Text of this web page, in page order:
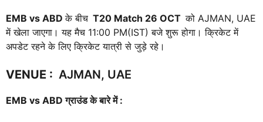
EMB vs ABDके बीच T20 Match 26 OCT को AJMAN, UAE
में खेला जाएगा। यह मैच 11:00 PM(IST) बजे शुरू होगा। क्रिकेट में
अपडेट रहने के लिए क्रिकेट यात्री से जुड़े रहे।
VENUE : AJMAN, UAE
EMB vs ABDग्राउंड के बारे में :